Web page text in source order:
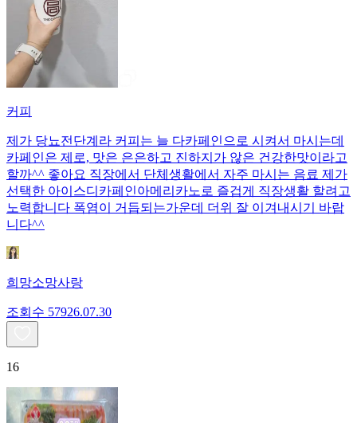
커피
제가 당뇨전단계라 커피는 늘 다카페인으로 시켜서 마시는데
카페인은 제로, 맛은 은은하고 진하지가 않은 건강한맛이라고
할까^^ 좋아요 직장에서 단체생활에서 자주 마시는 음료 제가
선택한 아이스디카페인아메리카노로 즐겁게 직장생활 할려고
노력합니다 폭염이 거듭되는가운데 더위 잘 이겨내시기 바랍
니다^^
희망소망사랑
조회수 57926.07.30
16